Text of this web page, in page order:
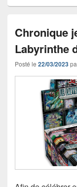
Chronique
Labyrinthe
Posté le 22/03/2023